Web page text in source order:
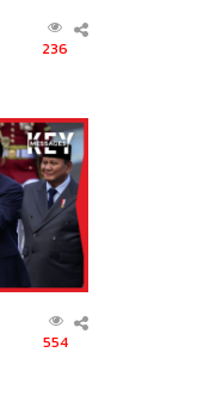
236
554